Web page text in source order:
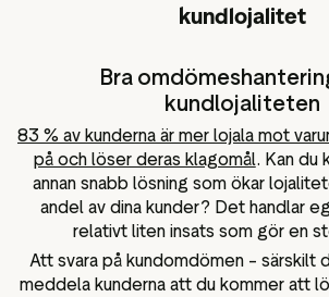
kundlojalitet
Bra
kundlojaliteten
83 % av kunderna är mer lojala mot
på och löser deras klagomål. Kan du
annan snabb lösning som ökar
andel av dina kunder? Det handlar
relativt liten insats som gör en
Att svara på kundomdömen – särskilt
meddela kunderna att du kommer att